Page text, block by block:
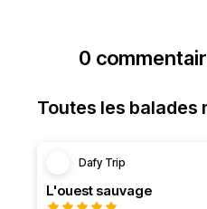
0
Toutes les balades
Dafy Trip
L'ouest sauvage